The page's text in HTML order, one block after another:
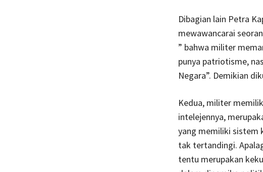
Dibagian lain Petra
mewawancarai
” bahwa militer
punya patriotisme,
Negara”. Demikian
Kedua, militer
intelejennya,
yang memiliki sistem
tak tertandingi.
tentu merupakan